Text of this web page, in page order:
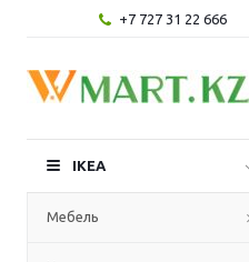
+7 727 31 22 666
IKEA
Мебель